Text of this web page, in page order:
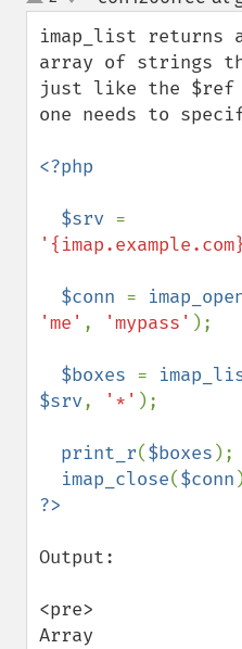
up
down
imap_list returns
array of strings
just like the $ref
one needs to
<?php
  $srv
$conn =
'me' , 'mypass' );
$boxes =
$srv, '*' );
print_r($boxes );
imap_close($conn
Output:
<pre>
Array